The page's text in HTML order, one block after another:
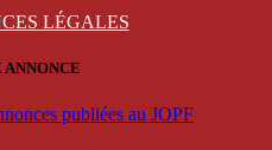
LÉGALES
publiées au JOPF